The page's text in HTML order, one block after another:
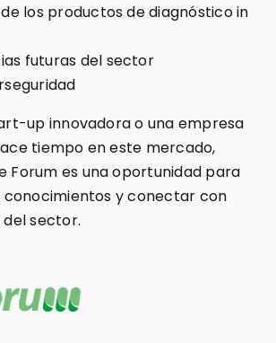
los productos de diagnóstico in
futuras del sector
up innovadora o una empresa
tiempo en este mercado,
Forum es una oportunidad para
conocimientos y conectar con
sector.